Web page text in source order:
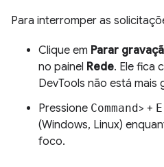
Para interromper as
Clique em Parar
no painel Rede. Ele fica
DevTools não está
Pressione Command > + E
(Windows, Linux)
foco.